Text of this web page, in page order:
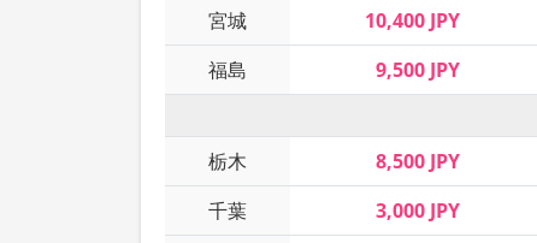
宮城
10,400 JPY
福島
9,500 JPY
栃木
8,500 JPY
千葉
3,000 JPY